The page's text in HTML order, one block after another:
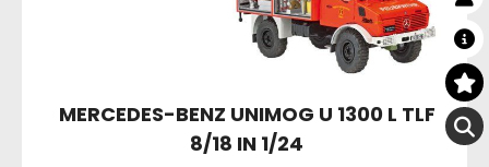
MERCEDES-BENZ UNIMOG U 1300 L TLF
8/18 IN 1/24